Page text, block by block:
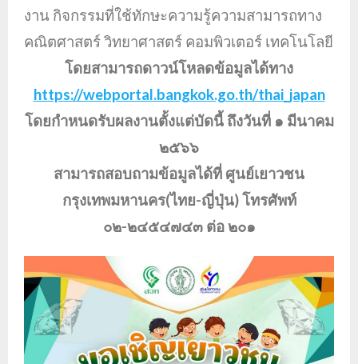
งาน กิจกรรมที่ใช้ทักษะความรู้ความสามารถทาง
คณิตศาสตร์ วิทยาศาสตร์ คอมพิวเตอร์ เทคโนโลยี
โดยสามารถดาวน์โหลดข้อมูลได้ทาง
https://webportal.bangkok.go.th/thai_japan
โดยกำหนดรับผลงานตั้งแต่บัดนี้ ถึงวันที่ ๑ มีนาคม
๒๕๖๖
สามารถสอบถามข้อมูลได้ที่ ศูนย์เยาวชน
กรุงเทพมหานคร(ไทย-ญี่ปุ่น) โทรศัพท์
๐๒-๒๔๕๔๗๔๓ ต่อ ๒๐๑